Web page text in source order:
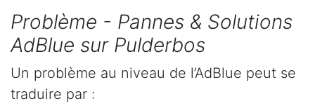
Problème - Pannes & Solutions
AdBlue sur Pulderbos
Un problème au niveau de l’AdBlue peut se
traduire par :